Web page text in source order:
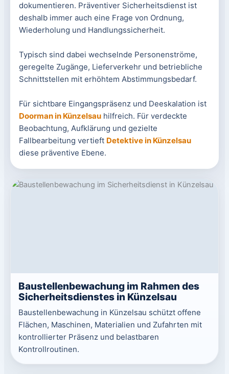
dokumentieren. Präventiver Sicherheitsdienst ist
deshalb immer auch eine Frage von Ordnung,
Wiederholung und Handlungssicherheit.
Typisch sind dabei wechselnde Personenströme,
geregelte Zugänge, Lieferverkehr und betriebliche
Schnittstellen mit erhöhtem Abstimmungsbedarf.
Für sichtbare Eingangspräsenz und Deeskalation ist
Doorman in Künzelsauhilfreich. Für verdeckte
Beobachtung, Aufklärung und gezielte
Fallbearbeitung vertieft Detektive in Künzelsau
diese präventive Ebene.
Baustellenbewachung im Rahmen des
Sicherheitsdienstes in Künzelsau
Baustellenbewachung in Künzelsau schützt offene
Flächen, Maschinen, Materialien und Zufahrten mit
kontrollierter Präsenz und belastbaren
Kontrollroutinen.